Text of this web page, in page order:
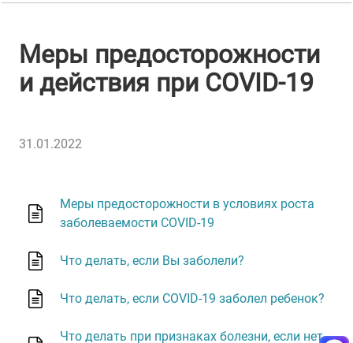
Меры предосторожности
и действия при COVID-19
31.01.2022
Меры предосторожности в условиях роста
заболеваемости COVID-19
Что делать, если Вы заболели?
Что делать, если COVID-19 заболел ребенок?
Что делать при признаках болезни, если нет